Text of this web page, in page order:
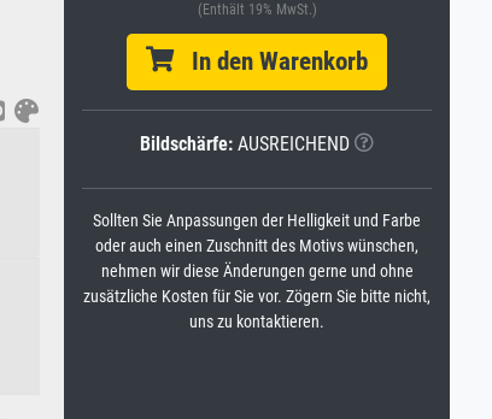
(Enthält 19% MwSt.)
In den Warenkorb
Bildschärfe: AUSREICHEND
Sollten Sie Anpassungen der Helligkeit und Farbe
oder auch einen Zuschnitt des Motivs wünschen,
nehmen wir diese Änderungen gerne und ohne
zusätzliche Kosten für Sie vor. Zögern Sie bitte nicht,
uns zu kontaktieren.